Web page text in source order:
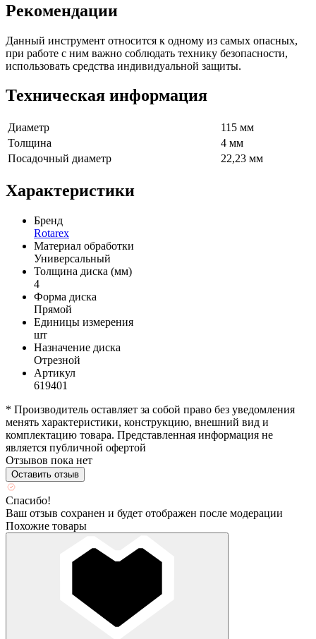
Рекомендации
Данный инструмент относится к одному из самых опасных,
при работе с ним важно соблюдать технику безопасности,
использовать средства индивидуальной защиты.
Техническая информация
Диаметр
115 мм
Толщина
4 мм
Посадочный диаметр
22,23 мм
Характеристики
Бренд
Rotarex
Материал обработки
Универсальный
Толщина диска (мм)
4
Форма диска
Прямой
Единицы измерения
шт
Назначение диска
Отрезной
Артикул
619401
* Производитель оставляет за собой право без уведомления
менять характеристики, конструкцию, внешний вид и
комплектацию товара. Представленная информация не
является публичной офертой
Отзывов пока нет
Оставить отзыв
Спасибо!
Ваш отзыв сохранен и будет отображен после модерации
Похожие товары